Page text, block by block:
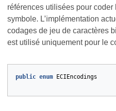
références utilisées pour
symbole. L’implémentation
codages de jeu de caractères
est utilisé uniquement pour le
public enum ECIEncodings